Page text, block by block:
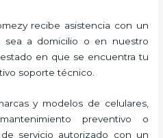
recibe asistencia con un
sea a domicilio o en nuestro
en que se encuentra tu
soporte técnico.
y modelos de celulares,
preventivo o
servicio autorizado con un